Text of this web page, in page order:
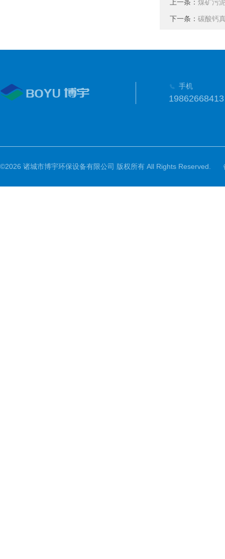
上一条： 煤矿污
下一条： 碳酸钙
手机
19862668413
©2026 诸城市博宇环保设备有限公司 版权所有 All Rights Reserved.